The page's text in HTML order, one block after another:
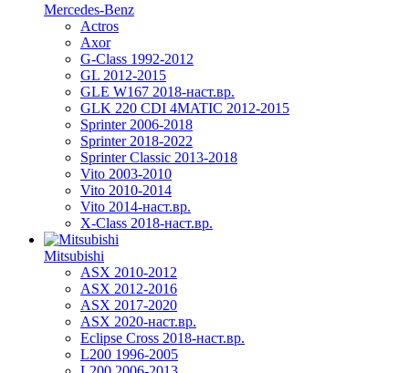
Mercedes-Benz
Actros
Axor
G-Class 1992-2012
GL 2012-2015
GLE W167 2018-наст.вр.
GLK 220 CDI 4MATIC 2012-2015
Sprinter 2006-2018
Sprinter 2018-2022
Sprinter Classic 2013-2018
Vito 2003-2010
Vito 2010-2014
Vito 2014-наст.вр.
X-Class 2018-наст.вр.
Mitsubishi
ASX 2010-2012
ASX 2012-2016
ASX 2017-2020
ASX 2020-наст.вр.
Eclipse Cross 2018-наст.вр.
L200 1996-2005